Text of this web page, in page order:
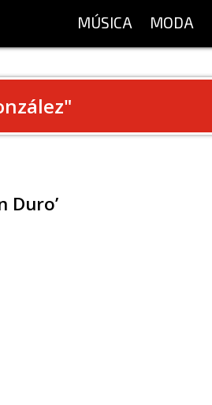
MÚSICA MODA
"
Duro’